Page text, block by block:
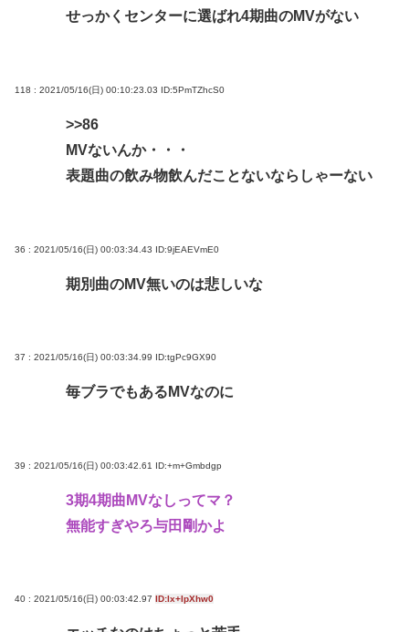
せっかくセンターに選ばれ4期曲のMVがない
118 : 2021/05/16(日) 00:10:23.03 ID:5PmTZhcS0
>>86
MVないんか・・・
表題曲の飲み物飲んだことないならしゃーない
36 : 2021/05/16(日) 00:03:34.43 ID:9jEAEVmE0
期別曲のMV無いのは悲しいな
37 : 2021/05/16(日) 00:03:34.99 ID:tgPc9GX90
毎ブラでもあるMVなのに
39 : 2021/05/16(日) 00:03:42.61 ID:+m+Gmbdgp
3期4期曲MVなしってマ？
無能すぎやろ与田剛かよ
40 : 2021/05/16(日) 00:03:42.97 ID:lx+IpXhw0